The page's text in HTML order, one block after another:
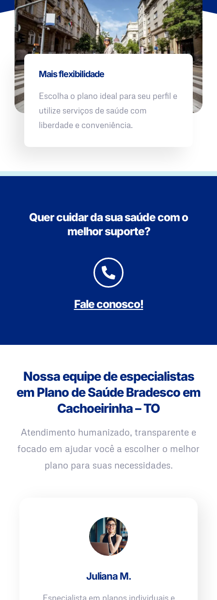
Mais flexibilidade
Escolha o plano ideal para seu perfil e
utilize serviços de saúde com
liberdade e conveniência.
Quer cuidar da sua saúde com o
melhor suporte?
Fale conosco!
Nossa equipe de especialistas
em Plano de Saúde Bradesco em
Cachoeirinha – TO
Atendimento humanizado, transparente e
focado em ajudar você a escolher o melhor
plano para suas necessidades.
Juliana M.
Especialista em planos individuais e